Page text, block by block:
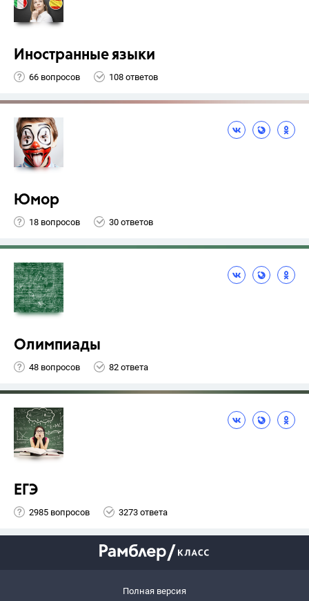
Иностранные языки
66 вопросов 108 ответов
Юмор
18 вопросов 30 ответов
Олимпиады
48 вопросов 82 ответа
ЕГЭ
2985 вопросов 3273 ответа
Полная версия